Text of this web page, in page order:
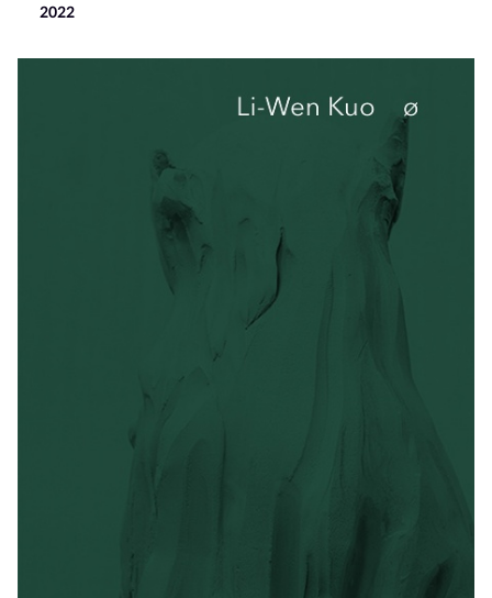
2022